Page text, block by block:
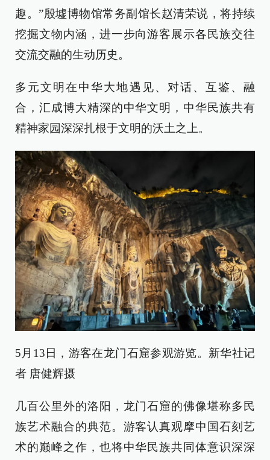
趣。”殷墟博物馆常务副馆长赵清荣说，将持续
挖掘文物内涵，进一步向游客展示各民族交往
交流交融的生动历史。
多元文明在中华大地遇见、对话、互鉴、融
合，汇成博大精深的中华文明，中华民族共有
精神家园深深扎根于文明的沃土之上。
5月13日，游客在龙门石窟参观游览。新华社记
者 唐健辉摄
几百公里外的洛阳，龙门石窟的佛像堪称多民
族艺术融合的典范。游客认真观摩中国石刻艺
术的巅峰之作，也将中华民族共同体意识深深